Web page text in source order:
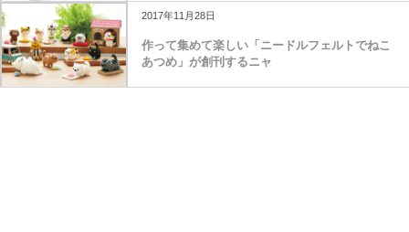
2017年11月28日
作って集めて楽しい「ニードルフェルトでねこ
あつめ」が創刊するニャ